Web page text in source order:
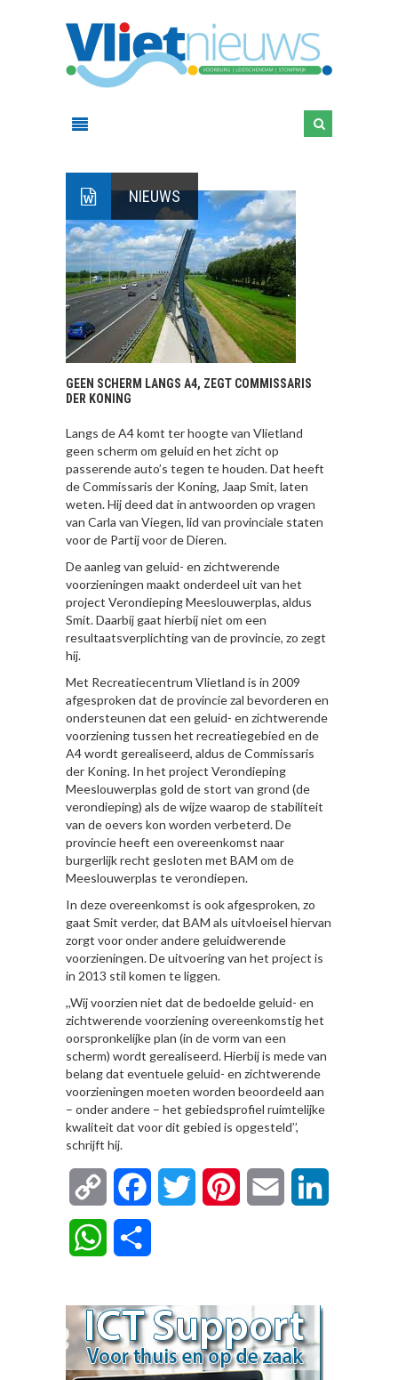
NIEUWS
GEEN SCHERM LANGS A4, ZEGT COMMISSARIS
DER KONING
Langs de A4 komt ter hoogte van Vlietland
geen scherm om geluid en het zicht op
passerende auto’s tegen te houden. Dat heeft
de Commissaris der Koning, Jaap Smit, laten
weten. Hij deed dat in antwoorden op vragen
van Carla van Viegen, lid van provinciale staten
voor de Partij voor de Dieren.
De aanleg van geluid- en zichtwerende
voorzieningen maakt onderdeel uit van het
project Verondieping Meeslouwerplas, aldus
Smit. Daarbij gaat hierbij niet om een
resultaatsverplichting van de provincie, zo zegt
hij.
Met Recreatiecentrum Vlietland is in 2009
afgesproken dat de provincie zal bevorderen en
ondersteunen dat een geluid- en zichtwerende
voorziening tussen het recreatiegebied en de
A4 wordt gerealiseerd, aldus de Commissaris
der Koning. In het project Verondieping
Meeslouwerplas gold de stort van grond (de
verondieping) als de wijze waarop de stabiliteit
van de oevers kon worden verbeterd. De
provincie heeft een overeenkomst naar
burgerlijk recht gesloten met BAM om de
Meeslouwerplas te verondiepen.
In deze overeenkomst is ook afgesproken, zo
gaat Smit verder, dat BAM als uitvloeisel hiervan
zorgt voor onder andere geluidwerende
voorzieningen. De uitvoering van het project is
in 2013 stil komen te liggen.
,,Wij voorzien niet dat de bedoelde geluid- en
zichtwerende voorziening overeenkomstig het
oorspronkelijke plan (in de vorm van een
scherm) wordt gerealiseerd. Hierbij is mede van
belang dat eventuele geluid- en zichtwerende
voorzieningen moeten worden beoordeeld aan
– onder andere – het gebiedsprofiel ruimtelijke
kwaliteit dat voor dit gebied is opgesteld’’,
schrijft hij.
Copy
Link
FacebookTwitter Pinterest Email
WhatsApp